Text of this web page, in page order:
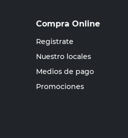
Compra Online
Registrate
Nuestro locales
Medios de pago
Promociones